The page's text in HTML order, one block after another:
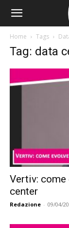
Home Tags
Tag: data
Vertiv:
center
Redazione - 09/04/